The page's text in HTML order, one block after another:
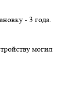
- 3 года.
могил